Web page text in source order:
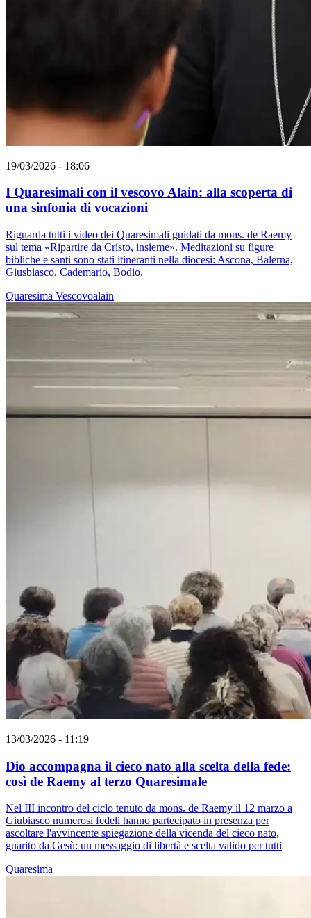
19/03/2026 - 18:06
I Quaresimali con il vescovo Alain: alla scoperta di
una sinfonia di vocazioni
Riguarda tutti i video dei Quaresimali guidati da mons. de Raemy
sul tema «Ripartire da Cristo, insieme». Meditazioni su figure
bibliche e santi sono stati itineranti nella diocesi: Ascona, Balerna,
Giusbiasco, Cademario, Bodio.
Quaresima Vescovoalain
13/03/2026 - 11:19
Dio accompagna il cieco nato alla scelta della fede:
così de Raemy al terzo Quaresimale
Nel III incontro del ciclo tenuto da mons. de Raemy il 12 marzo a
Giubiasco numerosi fedeli hanno partecipato in presenza per
ascoltare l'avvincente spiegazione della vicenda del cieco nato,
guarito da Gesù: un messaggio di libertà e scelta valido per tutti
Quaresima